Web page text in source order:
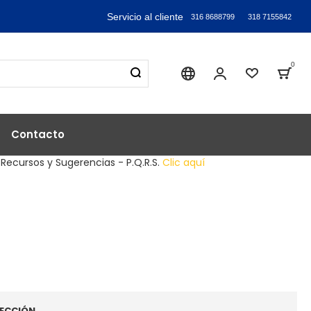
Servicio al cliente 316 8688799 318 7155842
Sika industry
Mi Cuenta
Lista de
0
Contacto
y Sugerencias - P.Q.R.S. Clic aquí